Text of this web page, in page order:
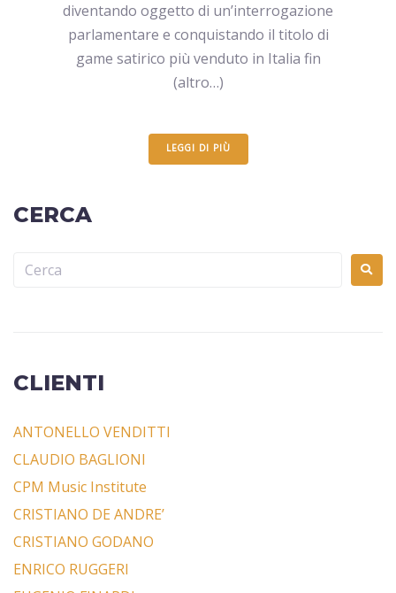
diventando oggetto di un’interrogazione
parlamentare e conquistando il titolo di
game satirico più venduto in Italia fin
(altro…)
LEGGI DI PIÙ
CERCA
CLIENTI
ANTONELLO VENDITTI
CLAUDIO BAGLIONI
CPM Music Institute
CRISTIANO DE ANDRE’
CRISTIANO GODANO
ENRICO RUGGERI